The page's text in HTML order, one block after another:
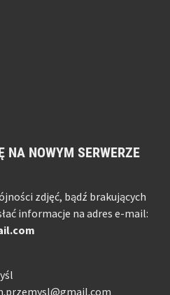
NA NOWYM SERWERZE
zdjęć, bądź brakujących
informacje na adres e-mail: